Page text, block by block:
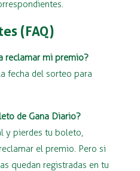
(FAQ)
reclamar mi premio?
fecha del sorteo para
de Gana Diario?
y pierdes tu boleto,
el premio. Pero si
quedan registradas en tu